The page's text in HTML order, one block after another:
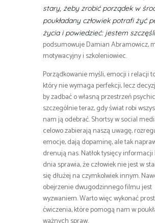
stary, żeby zrobić porządek w
poukładany człowiek potrafi żyć
życia i powiedzieć: jestem
podsumowuje Damian Abramowicz,
motywacyjny i szkoleniowiec.
Porządkowanie myśli, emocji i relacji
który nie wymaga perfekcji, lecz
by zadbać o własną przestrzeń
szczególnie teraz, gdy świat robi
nam ją odebrać. Shortsy w social
celowo zabierają naszą uwagę,
emocje, dają dopaminę, ale tak
drenują nas. Natłok tysięcy
dnia sprawia, że człowiek nie jest w
się dłużej na czymkolwiek innym.
obejrzenie dwugodzinnego filmu jest
wyzwaniem. Warto więc wykonać
ćwiczenia, które pomogą nam w